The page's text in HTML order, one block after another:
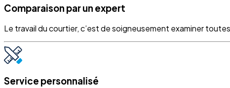
Comparaison par un expert
Le travail du courtier, c’est de soigneusement examiner
Service personnalisé